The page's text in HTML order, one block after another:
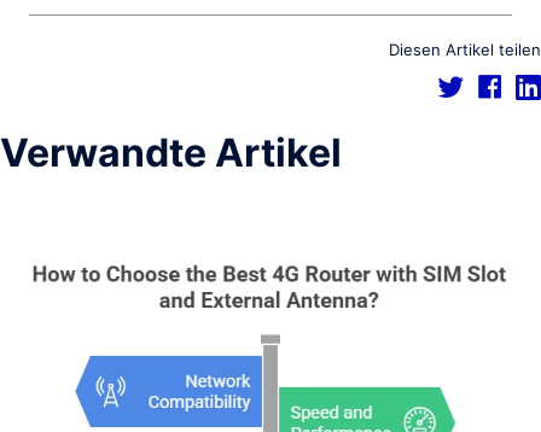
Diesen Artikel teilen
Verwandte Artikel